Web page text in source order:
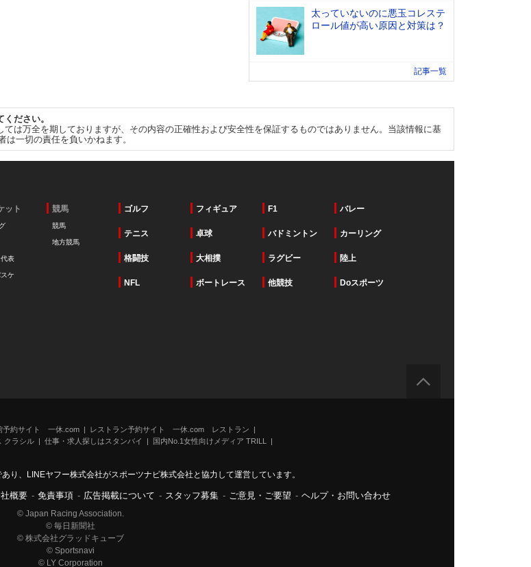
太っていないのに悪玉コレステ
ロール値が高い原因と対策は？
記事一覧
ださい。
は万全を期しておりますが、その内容の正確性および安全性を保証するものではありません。当該情報に基
一切の責任を負いかねます。
ット
表
ケ
競馬
競馬
地方競馬
ゴルフ フィギュア F1 バレー
テニス 卓球 バドミントン カーリング
格闘技 大相撲 ラグビー 陸上
NFL ボートレース 他競技 Doスポーツ
予約サイト 一休.com
レストラン予約サイト 一休.com レストラン
クラシル 仕事・求人探しはスタンバイ
国内No.1女性向けメディア TRILL
り、LINEヤフー株式会社がスポーツナビ株式会社と協力して運営しています。
概要 - 免責事項 - 広告掲載について - スタッフ募集 - ご意見・ご要望 - ヘルプ・お問い合わせ
© Japan Racing Association.
© 毎日新聞社
© 株式会社グラッドキューブ
© Sportsnavi
© LY Corporation